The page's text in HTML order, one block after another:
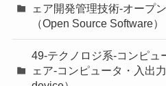
ェア開発管理技術-オープ
（Open Source Software）
49-テクノロジ系-コンピュ
ェア-コンピュータ・入出